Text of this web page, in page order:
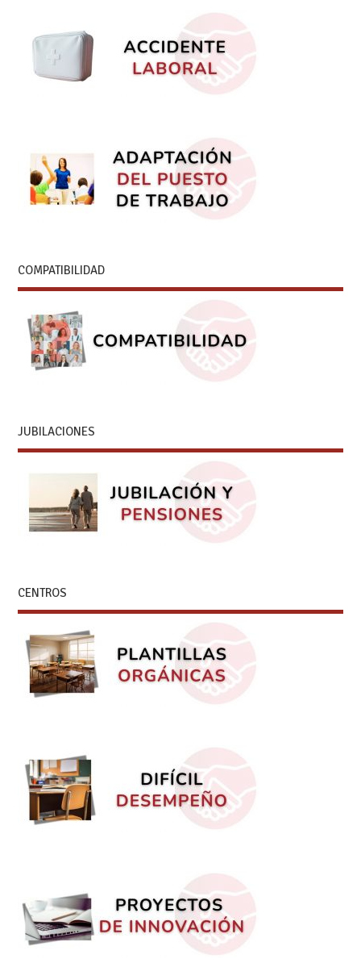
COMPATIBILIDAD
JUBILACIONES
CENTROS